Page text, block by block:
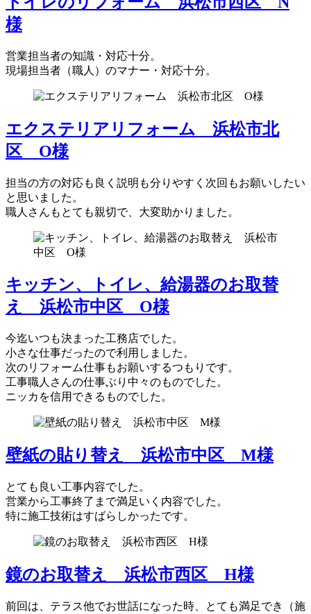
様
営業担当者の知識・対応十分。
現場担当者（職人）のマナー・対応十分。
エクステリアリフォーム 浜松市北
区 O様
担当の方の対応も良く説明も分りやすく次回もお願いしたい
と思いました。
職人さんもとても親切で、大変助かりました。
キッチン、トイレ、給湯器のお取替
え 浜松市中区 O様
今迄いつも決まった工務店でした。
小さな仕事だったので利用しました。
次のリフォーム仕事もお願いするつもりです。
工事職人さんの仕事ぶり中々のものでした。
ニッカを信用できるものでした。
壁紙の貼り替え 浜松市中区 M様
とても良い工事内容でした。
営業から工事終了まで満足いく内容でした。
特に施工技術はすばらしかったです。
鏡のお取替え 浜松市西区 H様
前回は、テラス他でお世話になった時、とても満足でき（施